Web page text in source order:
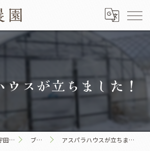
ウスが立ちました！
メロンの通販なら守田農園 ブログ アスパラハウスが立ちました！